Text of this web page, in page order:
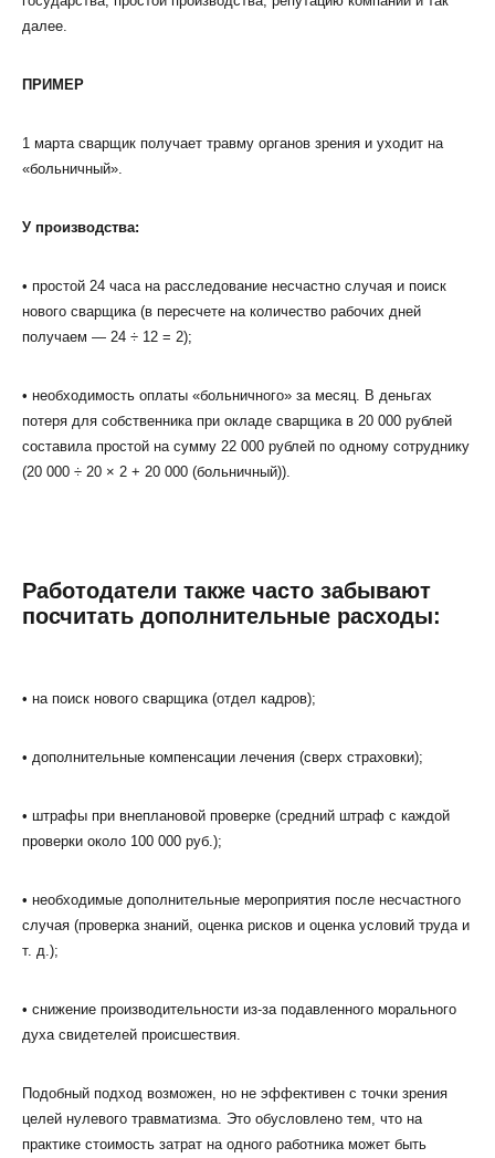
далее.
ПРИМЕР
1 марта сварщик получает травму органов зрения и уходит на
«больничный».
У производства:
• простой 24 часа на расследование несчастно случая и поиск
нового сварщика (в пересчете на количество рабочих дней
получаем — 24 ÷ 12 = 2);
• необходимость оплаты «больничного» за месяц. В деньгах
потеря для собственника при окладе сварщика в 20 000 рублей
составила простой на сумму 22 000 рублей по одному сотруднику
(20 000 ÷ 20 × 2 + 20 000 (больничный)).
Работодатели также часто забывают
посчитать дополнительные расходы:
• на поиск нового сварщика (отдел кадров);
• дополнительные компенсации лечения (сверх страховки);
• штрафы при внеплановой проверке (средний штраф с каждой
проверки около 100 000 руб.);
• необходимые дополнительные мероприятия после несчастного
случая (проверка знаний, оценка рисков и оценка условий труда и
т. д.);
• снижение производительности из-за подавленного морального
духа свидетелей происшествия.
Подобный подход возможен, но не эффективен с точки зрения
целей нулевого травматизма. Это обусловлено тем, что на
практике стоимость затрат на одного работника может быть